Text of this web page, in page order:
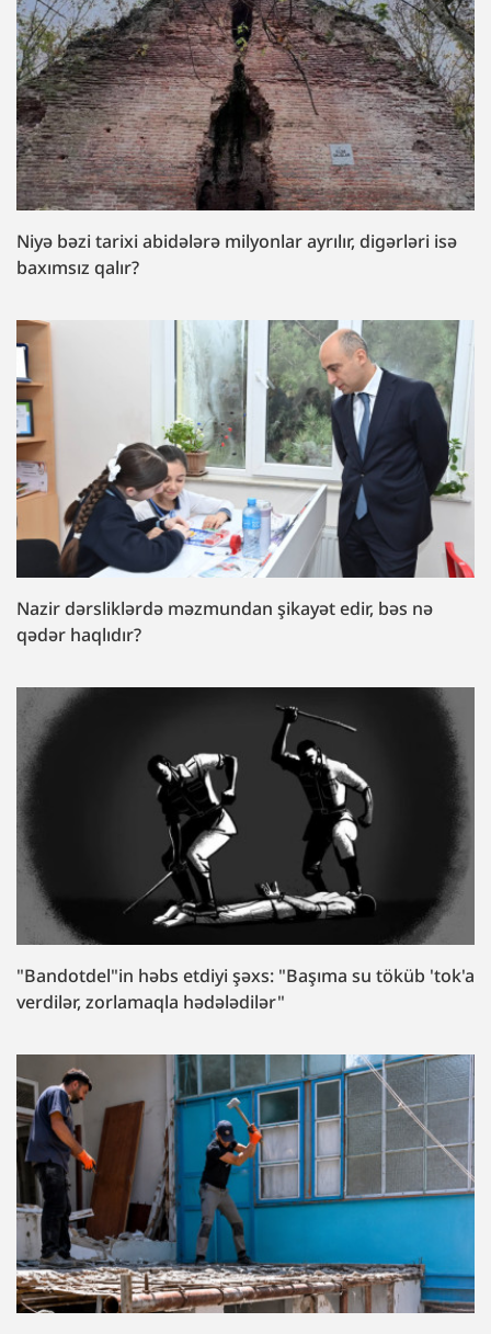
Niyə bəzi tarixi abidələrə milyonlar ayrılır, digərləri isə
baxımsız qalır?
Nazir dərsliklərdə məzmundan şikayət edir, bəs nə
qədər haqlıdır?
"Bandotdel"in həbs etdiyi şəxs: "Başıma su töküb 'tok'a
verdilər, zorlamaqla hədələdilər"